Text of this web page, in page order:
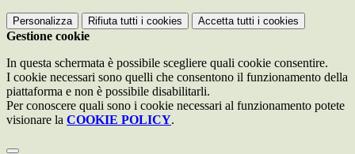
Personalizza Rifiuta tutti i cookies Accetta tutti i cookies
Gestione cookie
In questa schermata è possibile scegliere quali cookie consentire.
I cookie necessari sono quelli che consentono il funzionamento della
piattaforma e non è possibile disabilitarli.
Per conoscere quali sono i cookie necessari al funzionamento potete
visionare la COOKIE POLICY.